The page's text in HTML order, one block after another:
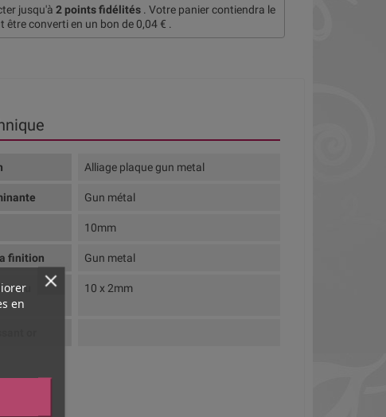
jusqu'à 2points fidélités. Votre panier contiendra le
être converti en un bon de 0,04 € .
Alliage plaque gun metal
Gun métal
10mm
finition Gun metal
trou
10 x 2mm
or
en